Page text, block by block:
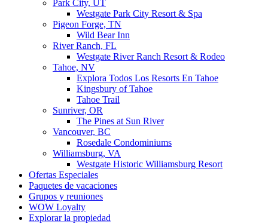
Park City, UT
Westgate Park City Resort & Spa
Pigeon Forge, TN
Wild Bear Inn
River Ranch, FL
Westgate River Ranch Resort & Rodeo
Tahoe, NV
Explora Todos Los Resorts En Tahoe
Kingsbury of Tahoe
Tahoe Trail
Sunriver, OR
The Pines at Sun River
Vancouver, BC
Rosedale Condominiums
Williamsburg, VA
Westgate Historic Williamsburg Resort
Ofertas Especiales
Paquetes de vacaciones
Grupos y reuniones
WOW Loyalty
Explorar la propiedad